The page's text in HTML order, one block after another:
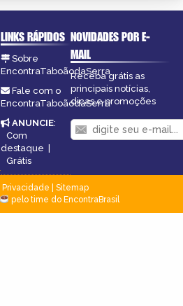
LINKS RÁPIDOS
Sobre
EncontraTaboãodaSerra
Fale com o
EncontraTaboãodaSerra
ANUNCIE:
Com
destaque |
Grátis
NOVIDADES POR E-
MAIL
Receba grátis as
principais notícias,
dicas e promoções
Privacidade
Sitemap
pelo time do EncontraBrasil